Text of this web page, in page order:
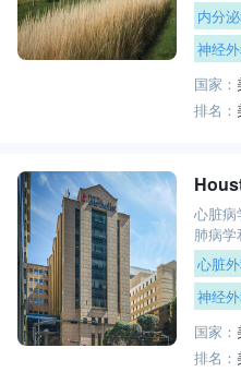
内分
神经
国家：
排名：
心脏病
肺病
心脏
神经
国家：
排名：